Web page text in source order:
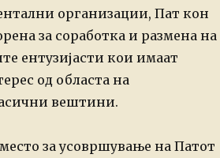
организации, Пат кон
за соработка и размена на
ентузијасти кои имаат
од областа на
вештини.
за усовршување на Патот